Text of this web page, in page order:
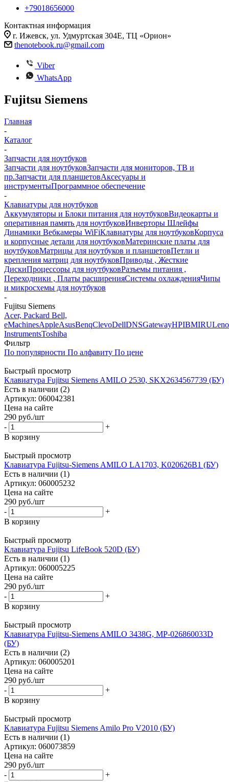
+79018656000
Контактная информация
г. Ижевск, ул. Удмуртская 304Е, ТЦ «Орион»
thenotebook.ru@gmail.com
Viber
WhatsApp
Fujitsu Siemens
Главная
-
Каталог
-
Запчасти для ноутбуков
Запчасти для ноутбуковЗапчасти для мониторов, ТВ и
пр.Запчасти для планшетовАксесуары и
инструментыПрограммное обеспечение
-
Клавиатуры для ноутбуков
Аккумуляторы и Блоки питания для ноутбуковВидеокарты и
оперативная память для ноутбуковИнверторы Шлейфы
Динамики Вебкамеры WiFiКлавиатуры для ноутбуковКорпуса
и корпусные детали для ноутбуковМатеринские платы для
ноутбуковМатрицы для ноутбуков и планшетовПетли и
крепления матриц для ноутбуковПриводы , Жесткие
ДискиПроцессоры для ноутбуковРазъемы питания ,
Переходники , Платы расширенияСистемы охлажденияЧипы
и микросхемы для ноутбуков
-
Fujitsu Siemens
Acer, Packard Bell,
eMachinesAppleAsusBenqClevoDellDNSGatewayHPIBMIRU
InstrumentsToshiba
Фильтр
По популярности По алфавиту По цене
Быстрый просмотр
Клавиатура Fujitsu Siemens AMILO 2530, SKX2634567739 (БУ)
Есть в наличии (2)
Артикул: 060042381
Цена на сайте
290 руб./шт
-
+
В корзину
Быстрый просмотр
Клавиатура Fujitsu-Siemens AMILO LA1703, K020626B1 (БУ)
Есть в наличии (1)
Артикул: 060005232
Цена на сайте
290 руб./шт
-
+
В корзину
Быстрый просмотр
Клавиатура Fujitsu LifeBook 520D (БУ)
Есть в наличии (1)
Артикул: 060005225
Цена на сайте
290 руб./шт
-
+
В корзину
Быстрый просмотр
Клавиатура Fujitsu-Siemens AMILO 3438G, MP-026860033D
(БУ)
Есть в наличии (2)
Артикул: 060005201
Цена на сайте
290 руб./шт
-
+
В корзину
Быстрый просмотр
Клавиатура Fujitsu Siemens Amilo Pro V2010 (БУ)
Есть в наличии (1)
Артикул: 060073859
Цена на сайте
290 руб./шт
-
+